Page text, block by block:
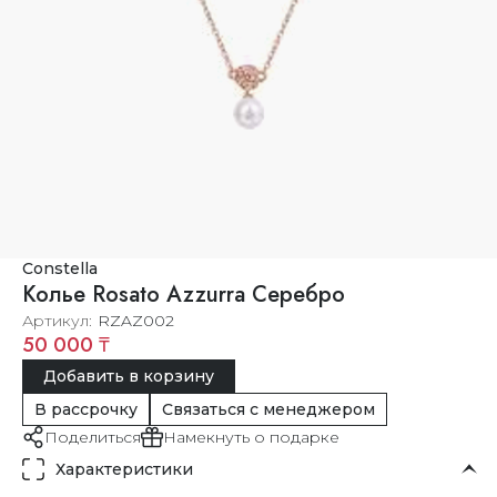
Constella
Колье Rosato Azzurra Серебро
Артикул RZAZ002
50 000 ₸
Добавить в корзину
В рассрочку
Связаться с менеджером
Поделиться
Намекнуть о подарке
Характеристики